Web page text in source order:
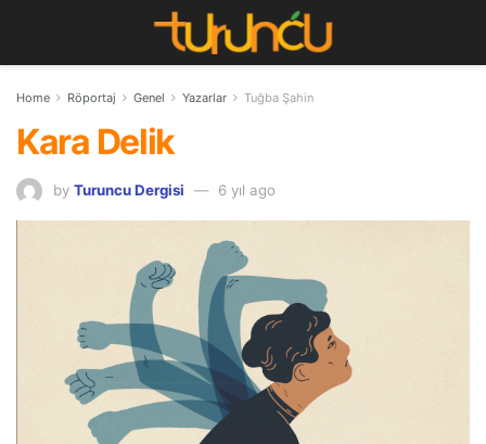
Home Röportaj Genel Yazarlar Tuğba Şahin
Kara Delik
by Turuncu Dergisi 6 yıl ago